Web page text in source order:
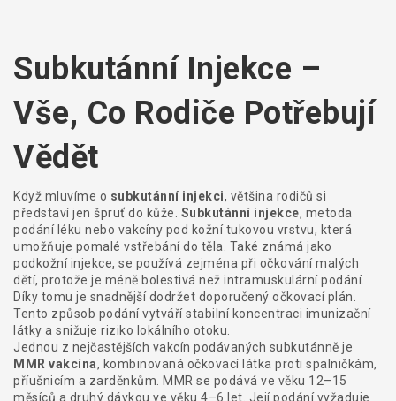
Subkutánní Injekce –
Vše, Co Rodiče Potřebují
Vědět
Když mluvíme o subkutánní injekci, většina rodičů si
představí jen špruť do kůže. Subkutánní injekce, metoda
podání léku nebo vakcíny pod kožní tukovou vrstvu, která
umožňuje pomalé vstřebání do těla . Také známá jako
podkožní injekce, se používá zejména při očkování malých
dětí, protože je méně bolestivá než intramuskulární podání.
Díky tomu je snadnější dodržet doporučený očkovací plán.
Tento způsob podání vytváří stabilní koncentraci imunizační
látky a snižuje riziko lokálního otoku.
Jednou z nejčastějších vakcín podávaných subkutánně je
MMR vakcína, kombinovaná očkovací látka proti spalničkám,
příušnicím a zarděnkům
MMR se podává ve věku 12–15
měsíců a druhý dávkou ve věku 4–6 let. Její podání vyžaduje